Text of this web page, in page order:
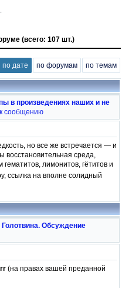
(всего: 107 шт.)
по дате по форумам по темам
в произведениях наших и не
к сообщению
но все же встречается — и
восстановительная среда,
гематитов, лимонитов, гётитов и
ссылка на вполне солидный
Голотвина. Обсуждение
(на правах вашей преданной